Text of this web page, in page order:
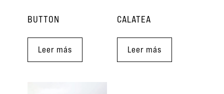
BUTTON
Leer más
CALATEA
Leer más